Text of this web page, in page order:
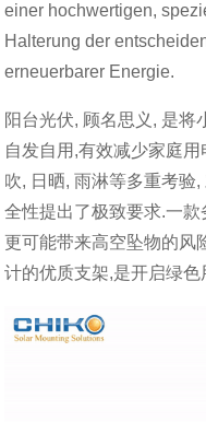
einer hochwertigen,
Halterung der
erneuerbarer Energie.
阳台光伏, 顾名思义, 是将
自发自用,有效减少家庭
吹, 日晒, 雨淋等多重考验
全性提出了极致要求.一
更可能带来高空坠物的风
计的优质支架,是开启绿